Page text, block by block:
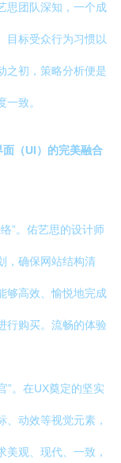
思团队深知，一个成
目标受众行为习惯以
之初，策略分析便是
致。
（UI）的完美融合
络”。佑艺思的设计师
，确保网站结构清
够高效、愉悦地完成
行购买。流畅的体验
”。在UX奠定的坚实
动效等视觉元素，
观、现代、一致，